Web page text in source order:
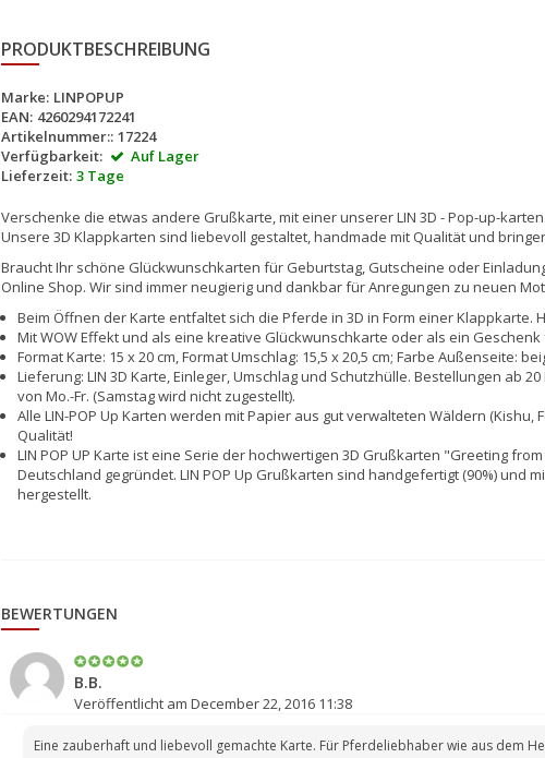
PRODUKTBESCHREIBUNG
Marke: LINPOPUP
EAN: 4260294172241
Artikelnummer:: 17224
Verfügbarkeit:
Auf Lager
Lieferzeit: 3 Tage
Verschenke die etwas andere Grußkarte, mit einer unserer LIN 3D - Pop-up-karten.
Unsere 3D Klappkarten sind liebevoll gestaltet, handmade mit Qualität und
Braucht Ihr schöne Glückwunschkarten für Geburtstag, Gutscheine oder
Online Shop. Wir sind immer neugierig und dankbar für Anregungen zu neuen
Beim Öffnen der Karte entfaltet sich die Pferde in 3D in Form einer
Mit WOW Effekt und als eine kreative Glückwunschkarte oder als ein
Format Karte: 15 x 20 cm, Format Umschlag: 15,5 x 20,5 cm; Farbe Außenseite:
Lieferung: LIN 3D Karte, Einleger, Umschlag und Schutzhülle. Bestellungen ab
von Mo.-Fr. (Samstag wird nicht zugestellt).
Alle LIN-POP Up Karten werden mit Papier aus gut verwalteten Wäldern
Qualität!
LIN POP UP Karte ist eine Serie der hochwertigen 3D Grußkarten "Greeting
Deutschland gegründet. LIN POP Up Grußkarten sind handgefertigt (90%) und
hergestellt.
BEWERTUNGEN
B.B.
Veröffentlicht am December 22, 2016 11:38
Eine zauberhaft und liebevoll gemachte Karte. Für Pferdeliebhaber wie aus dem